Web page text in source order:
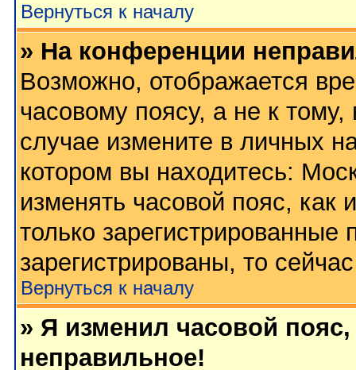
Вернуться к началу
» На конференции
Возможно, отображается
часовому поясу, а не к
случае измените в личных
котором вы находитесь:
изменять часовой пояс, как
только
зарегистрированы, то
Вернуться к началу
» Я изменил часовой
неправильное!